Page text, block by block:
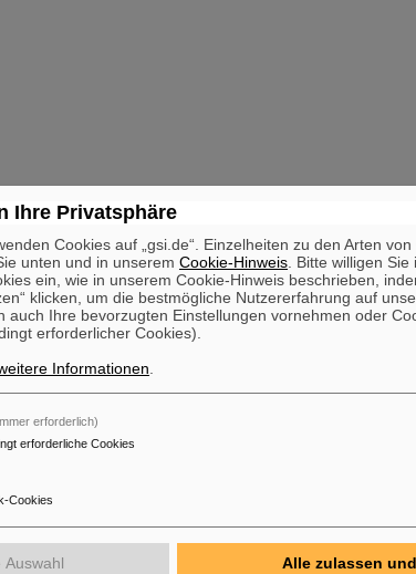
Ihre Privatsphäre
Cookies auf „gsi.de“. Einzelheiten zu den Arten
unten und in unserem Cookie-Hinweis . Bitte willigen Sie
ein, wie in unserem Cookie-Hinweis beschrieben,
klicken, um die bestmögliche Nutzererfahrung auf
auch Ihre bevorzugten Einstellungen vornehmen oder
erforderlicher Cookies).
Informationen
erforderlich)
erforderliche Cookies
Cookies
Auswahl
Alle zulassen und